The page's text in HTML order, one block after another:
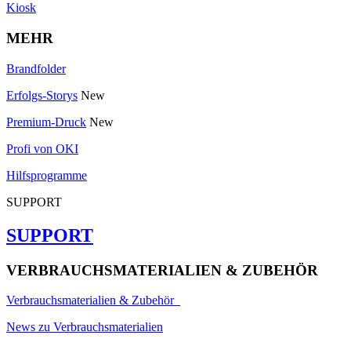
Kiosk
MEHR
Brandfolder
Erfolgs-Storys New
Premium-Druck New
Profi von OKI
Hilfsprogramme
SUPPORT
SUPPORT
VERBRAUCHSMATERIALIEN & ZUBEHÖR
Verbrauchsmaterialien & Zubehör
News zu Verbrauchsmaterialien